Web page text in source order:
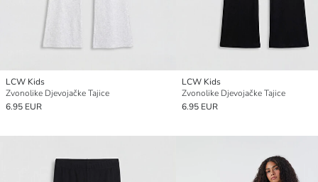
LCW Kids
Zvonolike Djevojačke Tajice
6.95 EUR
LCW Kids
Zvonolike Djevojačke Tajice
6.95 EUR